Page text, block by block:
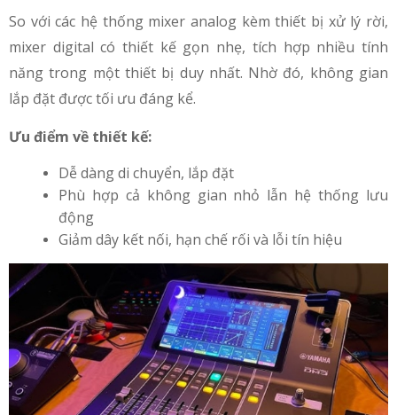
So với các hệ thống mixer analog kèm thiết bị xử lý rời,
mixer digital có thiết kế gọn nhẹ, tích hợp nhiều tính
năng trong một thiết bị duy nhất. Nhờ đó, không gian
lắp đặt được tối ưu đáng kể.
Ưu điểm về thiết kế:
Dễ dàng di chuyển, lắp đặt
Phù hợp cả không gian nhỏ lẫn hệ thống lưu
động
Giảm dây kết nối, hạn chế rối và lỗi tín hiệu